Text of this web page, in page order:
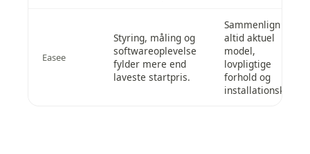
Easee
Styring, måling og
softwareoplevelse
fylder mere end
laveste startpris.
Sammenlign
altid aktuel
model,
lovpligtige
forhold og
installationskrav.